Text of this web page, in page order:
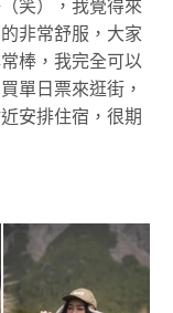
笑），我覺得來
非常舒服，大家
棒，我完全可以
單日票來逛街，
安排住宿，很期